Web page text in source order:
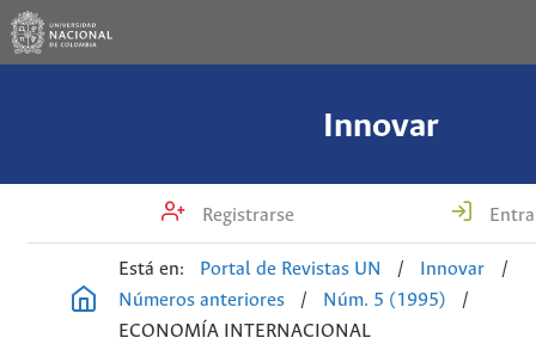
Innovar
Registrarse
Está en: Portal de Revistas UN / Innovar
/
Números anteriores
/ Núm. 5 (1995)
/
ECONOMÍA INTERNACIONAL